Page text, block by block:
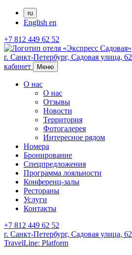
ru
English en
+7 812 449 62 52
г. Санкт-Петербург, Садовая улица, 62
кабинет
Меню
О нас
О нас
Отзывы
Новости
Территория
Фотогалерея
Интересное рядом
Номера
Бронирование
Спецпредложения
Программа лояльности
Конференц-залы
Рестораны
Услуги
Контакты
+7 812 449 62 52
г. Санкт-Петербург, Садовая улица, 62
TravelLine: Platform